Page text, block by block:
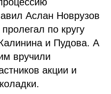
Аслан Новрузов
по кругу
и Пудова. А
вручили
акции и